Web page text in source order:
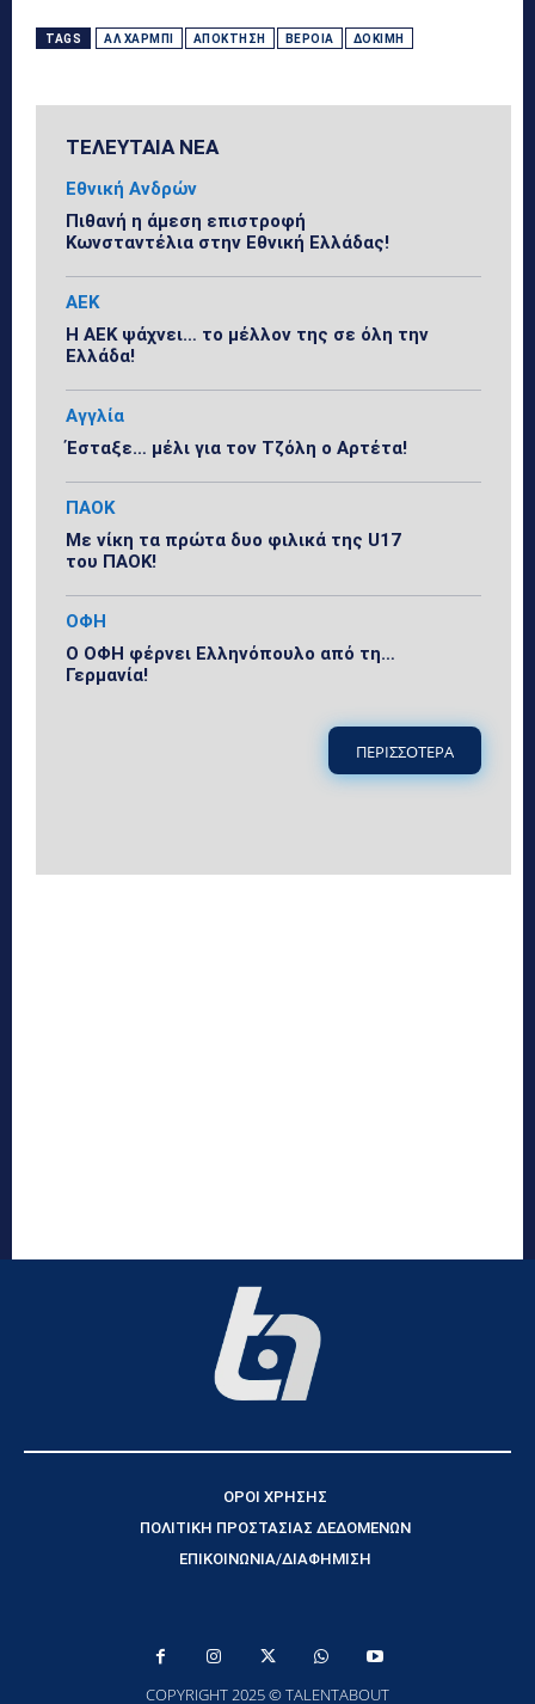
TAGS ΑΛ ΧΑΡΜΠΊ ΑΠΌΚΤΗΣΗ ΒΈΡΟΙΑ ΔΟΚΙΜΉ
ΤΕΛΕΥΤΑΙΑ ΝΕΑ
Εθνική Ανδρών
Πιθανή η άμεση επιστροφή
Κωνσταντέλια στην Εθνική Ελλάδας!
ΑΕΚ
Η ΑΕΚ ψάχνει… το μέλλον της σε όλη την
Ελλάδα!
Αγγλία
Έσταξε… μέλι για τον Τζόλη ο Αρτέτα!
ΠΑΟΚ
Με νίκη τα πρώτα δυο φιλικά της U17
του ΠΑΟΚ!
ΟΦΗ
Ο ΟΦΗ φέρνει Ελληνόπουλο από τη…
Γερμανία!
ΠΕΡΙΣΣΟΤΕΡΑ
ΟΡΟΙ ΧΡΗΣΗΣ
ΠΟΛΙΤΙΚΗ ΠΡΟΣΤΑΣΙΑΣ ΔΕΔΟΜΕΝΩΝ
ΕΠΙΚΟΙΝΩΝΙΑ/ΔΙΑΦΗΜΙΣΗ
COPYRIGHT 2025 © TALENTABOUT